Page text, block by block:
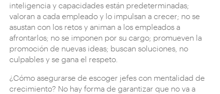
inteligencia y capacidades están predeterminadas;
valoran a cada empleado y lo impulsan a crecer; no se
asustan con los retos y animan a los empleados a
afrontarlos; no se imponen por su cargo; promueven la
promoción de nuevas ideas; buscan soluciones, no
culpables y se gana el respeto.
¿Cómo asegurarse de escoger jefes con mentalidad de
crecimiento? No hay forma de garantizar que no va a